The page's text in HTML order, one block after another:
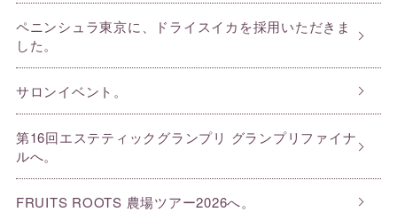
ペニンシュラ東京に、ドライスイカを採用いただきま
した。
サロンイベント。
第16回エステティックグランプリ グランプリファイナ
ルへ。
FRUITS ROOTS 農場ツアー2026へ。